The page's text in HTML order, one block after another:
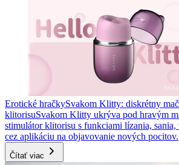
Erotické hračkySvakom Klitty: diskrétny
klitorisuSvakom Klitty ukrýva pod hravým
stimulátor klitorisu s funkciami lízania,
cez aplikáciu na objavovanie nových pocitov.
Čítať viac